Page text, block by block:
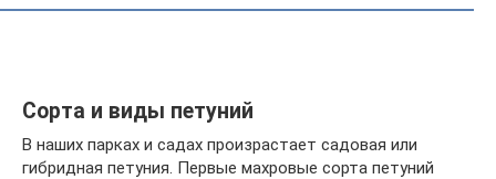
Сорта и виды петуний
В наших парках и садах произрастает садовая или
гибридная петуния. Первые махровые сорта петуний